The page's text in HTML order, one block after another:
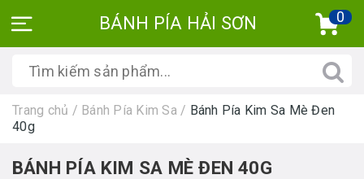
BÁNH PÍA HẢI SƠN 0
Trang chủ / Bánh Pía Kim Sa / Bánh Pía Kim Sa Mè Đen
40g
BÁNH PÍA KIM SA MÈ ĐEN 40G